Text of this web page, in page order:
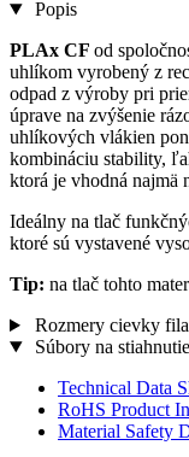
Popis
PLAx CF od
uhlíkom vyrobený z
odpad z výroby pri
úprave na zvýšenie
uhlíkových vlákien
kombináciu stability,
ktorá je vhodná najmä
Ideálny na tlač
ktoré sú vystavené
Tip: na tlač tohto
Rozmery cievky
Súbory na stiahnutie
Technical Data
RoHS Product
Material Safety